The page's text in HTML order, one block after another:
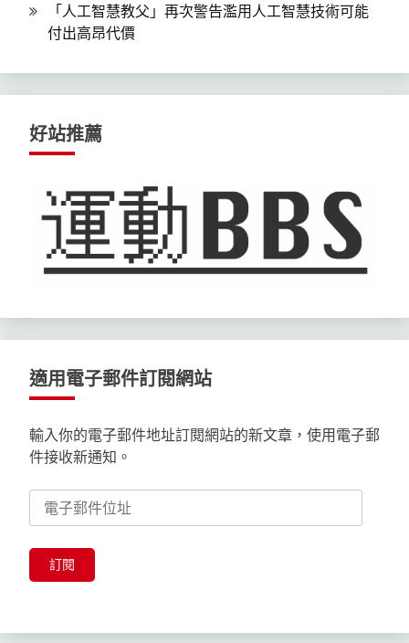
「人工智慧教父」再次警告濫用人工智慧技術可能
付出高昂代價
好站推薦
適用電子郵件訂閱網站
輸入你的電子郵件地址訂閱網站的新文章，使用電子郵
件接收新通知。
子
郵
位
訂閱